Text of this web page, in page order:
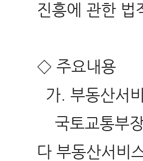
진흥에 관한 법
◇ 주요내용
가. 부동산서
국토교통부
다 부동산서비